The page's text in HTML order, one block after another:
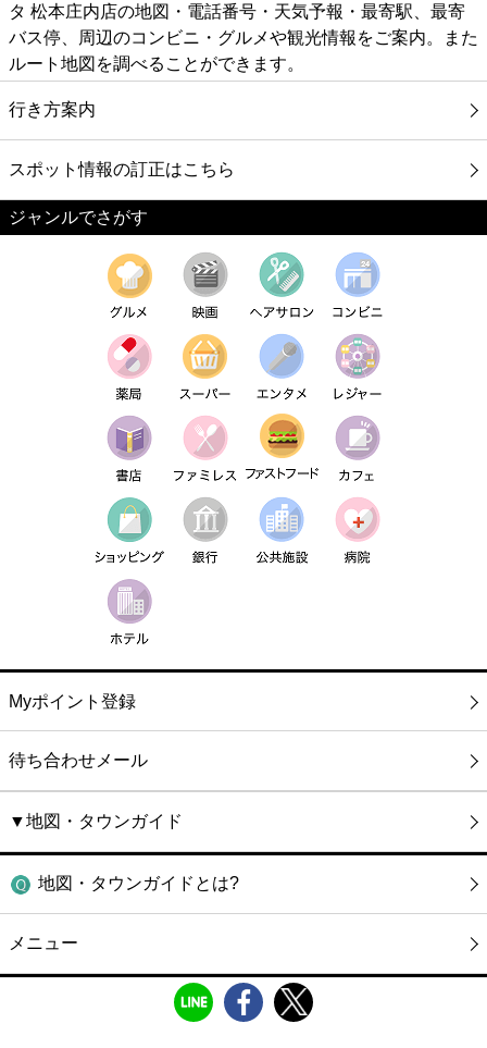
タ 松本庄内店の地図・電話番号・天気予報・最寄駅、最寄
バス停、周辺のコンビニ・グルメや観光情報をご案内。また
ルート地図を調べることができます。
行き方案内
スポット情報の訂正はこちら
ジャンルでさがす
Myポイント登録
待ち合わせメール
▼地図・タウンガイド
地図・タウンガイドとは?
メニュー